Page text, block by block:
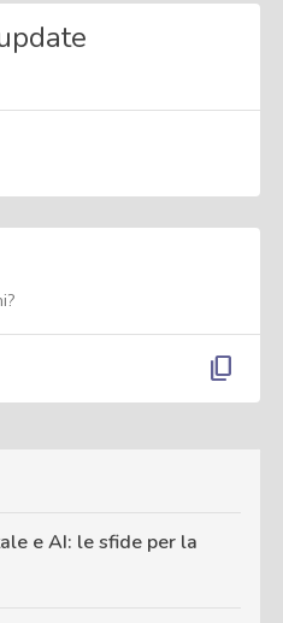
content_copy
e AI: le sfide per la